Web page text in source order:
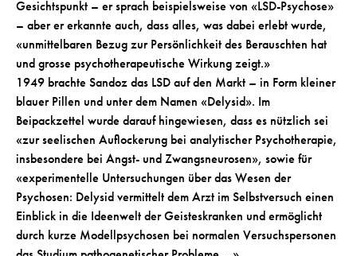
Gesichtspunkt – er sprach beispielsweise von «LSD-Psychose»
– aber er erkannte auch, dass alles, was dabei erlebt wurde,
«unmittelbaren Bezug zur Persönlichkeit des Berauschten hat
und grosse psychotherapeutische Wirkung zeigt.»
1949 brachte Sandoz das LSD auf den Markt – in Form kleiner
blauer Pillen und unter dem Namen «Delysid». Im
Beipackzettel wurde darauf hingewiesen, dass es nützlich sei
«zur seelischen Auflockerung bei analytischer Psychotherapie,
insbesondere bei Angst- und Zwangsneurosen», sowie für
«experimentelle Untersuchungen über das Wesen der
Psychosen: Delysid vermittelt dem Arzt im Selbstversuch einen
Einblick in die Ideenwelt der Geisteskranken und ermöglicht
durch kurze Modellpsychosen bei normalen Versuchspersonen